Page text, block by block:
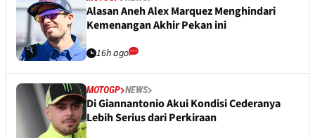
Alasan Aneh Alex Marquez Menghindari
Kemenangan Akhir Pekan ini
16h ago
MOTOGP NEWS
Di Giannantonio Akui Kondisi Cederanya
Lebih Serius dari Perkiraan